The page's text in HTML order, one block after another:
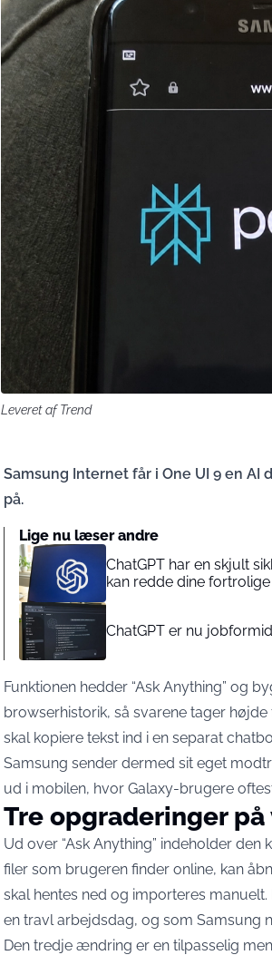
Leveret af Trend
Samsung Internet får i One UI 9 en AI
på.
Lige nu læser andre
ChatGPT har en skjult
kan redde dine
ChatGPT er nu
Funktionen hedder “Ask Anything” og
browserhistorik, så svarene tager
skal kopiere tekst ind i en separat
Samsung sender dermed sit eget
ud i mobilen, hvor Galaxy-brugere
Tre opgraderinger på
Ud over “Ask Anything” indeholder
filer som brugeren finder online, kan
skal hentes ned og importeres
en travl arbejdsdag, og som Samsung
Den tredje ændring er en tilpasselig